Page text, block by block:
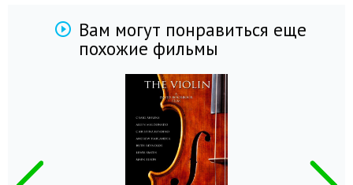
Вам могут понравиться еще
похожие фильмы